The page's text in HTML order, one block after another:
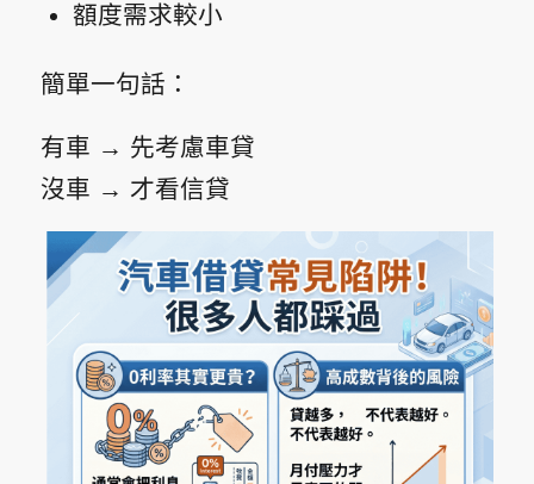
額度需求較小
簡單一句話：
有車 → 先考慮車貸
沒車 → 才看信貸